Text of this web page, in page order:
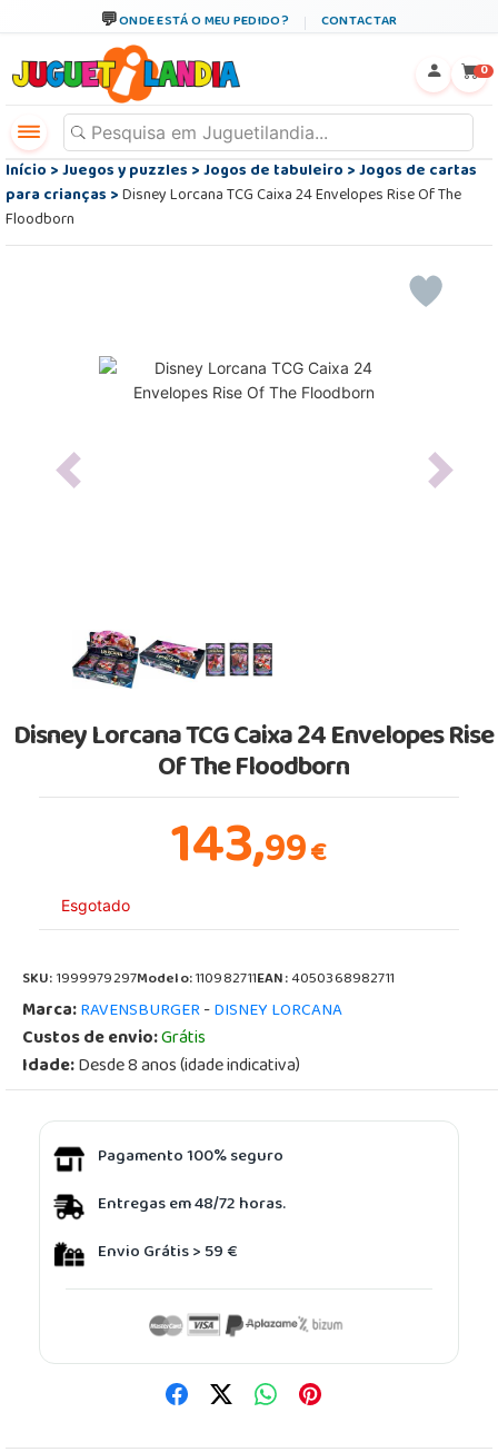
ONDE ESTÁ O MEU PEDIDO? CONTACTAR
0
Início>Juegos y puzzles>Jogos de tabuleiro>Jogos de cartas
para crianças>Disney Lorcana TCG Caixa 24 Envelopes Rise Of The
Floodborn
Previous Next
Disney Lorcana TCG Caixa 24 Envelopes Rise
Of The Floodborn
143,99€
Esgotado
SKU:1999979297Modelo:110982711EAN:4050368982711
Marca:RAVENSBURGER-DISNEY LORCANA
Custos de envio:Grátis
Idade:Desde 8 anos (idade indicativa)
Pagamento 100% seguro
Entregas em 48/72 horas.
Envio Grátis > 59 €